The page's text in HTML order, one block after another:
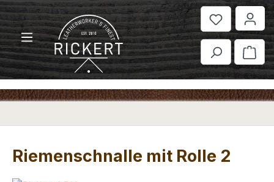
Zum Hauptinhalt springen
Riemenschnalle mit Rolle 2